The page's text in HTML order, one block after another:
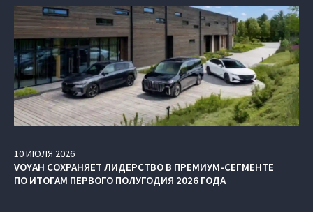
10ИЮЛЯ 2026
VOYAH СОХРАНЯЕТ ЛИДЕРСТВО В ПРЕМИУМ-СЕГМЕНТЕ
ПО ИТОГАМ ПЕРВОГО ПОЛУГОДИЯ 2026 ГОДА